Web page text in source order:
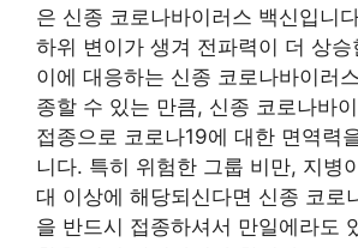
은 신종 코로나바이러스 백신입니
하위 변이가 생겨 전파력이 더 상승
이에 대응하는 신종 코로나바이러
종할 수 있는 만큼, 신종 코로나바
접종으로 코로나19에 대한 면역력
니다. 특히 위험한 그룹 비만, 지병
대 이상에 해당되신다면 신종 코로
을 반드시 접종하셔서 만일에라도